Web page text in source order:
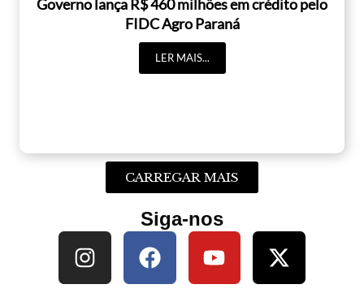
Governo lança R$ 460 milhões em crédito pelo
FIDC Agro Paraná
LER MAIS...
CARREGAR MAIS
Siga-nos